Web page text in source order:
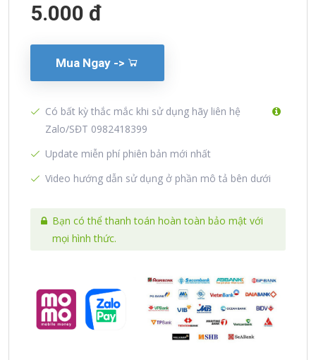
5.000 đ
Mua Ngay ->
Có bất kỳ thắc mắc khi sử dụng hãy liên hệ
Zalo/SĐT 0982418399
Update miễn phí phiên bản mới nhất
Video hướng dẫn sử dụng ở phần mô tả bên dưới
Bạn có thể thanh toán hoàn toàn bảo mật với
mọi hình thức.